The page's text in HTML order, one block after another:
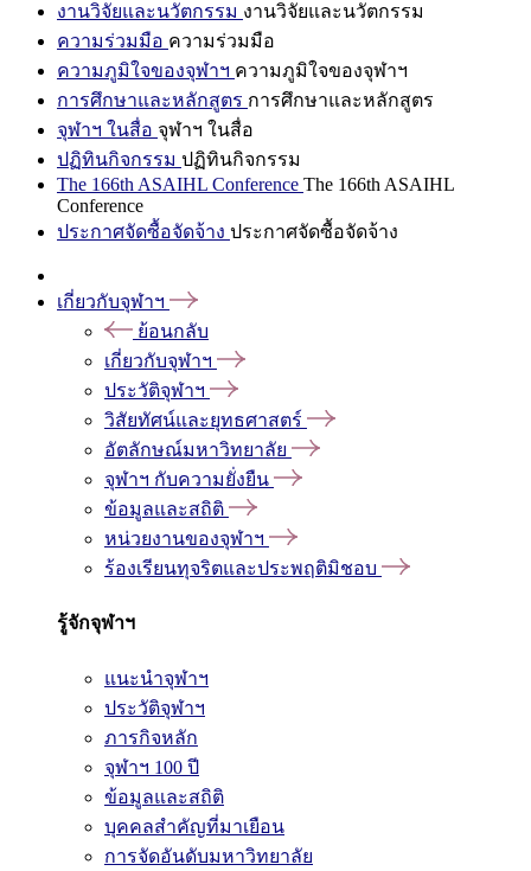
งานวิจัยและนวัตกรรม งานวิจัยและนวัตกรรม
ความร่วมมือ ความร่วมมือ
ความภูมิใจของจุฬาฯ ความภูมิใจของจุฬาฯ
การศึกษาและหลักสูตร การศึกษาและหลักสูตร
จุฬาฯ ในสื่อ จุฬาฯ ในสื่อ
ปฏิทินกิจกรรม ปฏิทินกิจกรรม
The 166th ASAIHL Conference The 166th ASAIHL
Conference
ประกาศจัดซื้อจัดจ้าง ประกาศจัดซื้อจัดจ้าง
เกี่ยวกับจุฬาฯ
ย้อนกลับ
เกี่ยวกับจุฬาฯ
ประวัติจุฬาฯ
วิสัยทัศน์และยุทธศาสตร์
อัตลักษณ์มหาวิทยาลัย
จุฬาฯ กับความยั่งยืน
ข้อมูลและสถิติ
หน่วยงานของจุฬาฯ
ร้องเรียนทุจริตและประพฤติมิชอบ
รู้จักจุฬาฯ
แนะนำจุฬาฯ
ประวัติจุฬาฯ
ภารกิจหลัก
จุฬาฯ 100 ปี
ข้อมูลและสถิติ
บุคคลสำคัญที่มาเยือน
การจัดอันดับมหาวิทยาลัย